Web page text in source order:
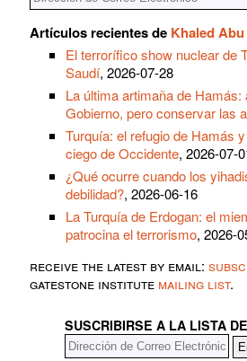
Artículos recientes de Khaled
El terrorífico show nuclear de
Saudí, 2026-07-28
La última artimaña de Hamás:
Gobierno, pero conservar las
Turquía: el refugio de Hamás
ciego de Occidente, 2026-07-
¿Qué ocurre cuando los
debilidad?, 2026-06-16
La Turquía de Erdogan: el
patrocina el terrorismo, 2026-
receive the latest by email:
gatestone institute mailing list.
SUSCRIBIRSE A LA LISTA